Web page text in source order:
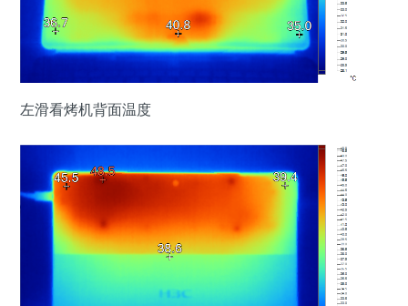
左滑看烤机背面温度